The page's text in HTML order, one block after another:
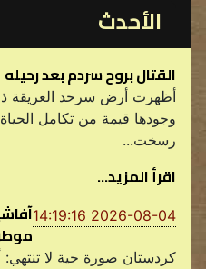
الأحدث
القتال بروح سردم بعد رحيله
أظهرت أرض سرحد العريقة
وجودها قيمة من تكامل
رسخت...
اقرأ المزيد...
2026-08-04 14:19:16
موطن
كردستان صورة حية لا تنتهي: